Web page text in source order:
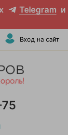
Telegram и
Вход на сайт